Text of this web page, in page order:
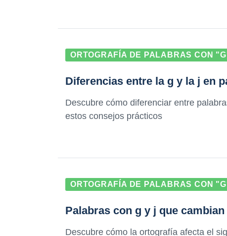
ORTOGRAFÍA DE PALABRAS CON
Diferencias entre la g y la j en
Descubre cómo diferenciar entre
estos consejos prácticos
ORTOGRAFÍA DE PALABRAS CON
Palabras con g y j que
Descubre cómo la ortografía afecta el